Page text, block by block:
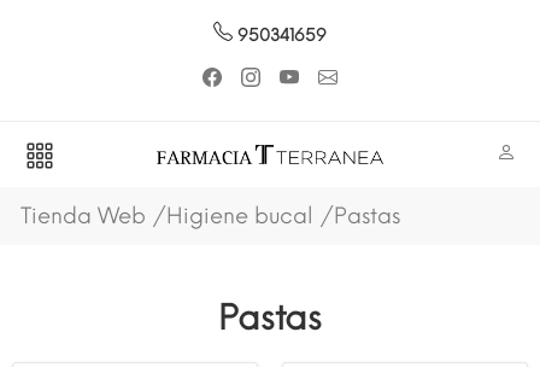
950341659
Tienda Web Higiene bucal Pastas
Pastas